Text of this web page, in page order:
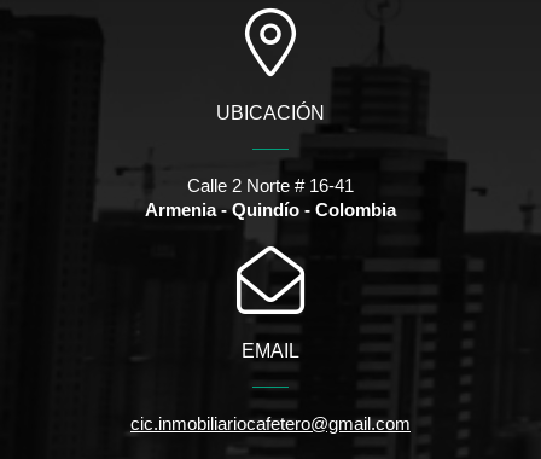
UBICACIÓN
Calle 2 Norte # 16-41
Armenia - Quindío - Colombia
EMAIL
cic.inmobiliariocafetero@gmail.com